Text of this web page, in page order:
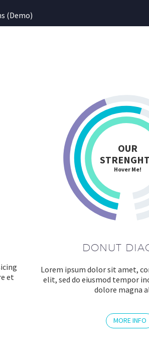
(Demo)
et
OUR
Hover Me!
DONUT
Lorem ipsum dolor sit amet,
elit, sed do eiusmod tempor
dolore magna
MORE INFO